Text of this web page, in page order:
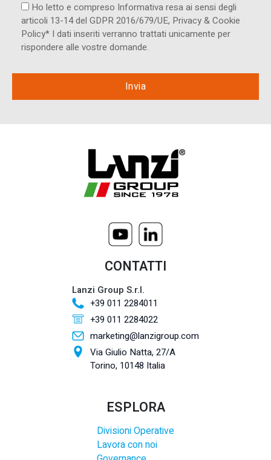
Ho letto e compreso Informativa resa ai ​sensi degli
articoli 13-14 del GDPR 2016/679/UE, Privacy & Cookie
Policy* I dati inseriti verranno trattati unicamente per
rispondere alle vostre domande.
CONTATTI
Lanzi Group S.r.l.
+39 011 2284011
+39 011 2284022
marketing@lanzigroup.com
Via Giulio Natta, 27/A
Torino, 10148 Italia
ESPLORA
Divisioni Operative
Lavora con noi